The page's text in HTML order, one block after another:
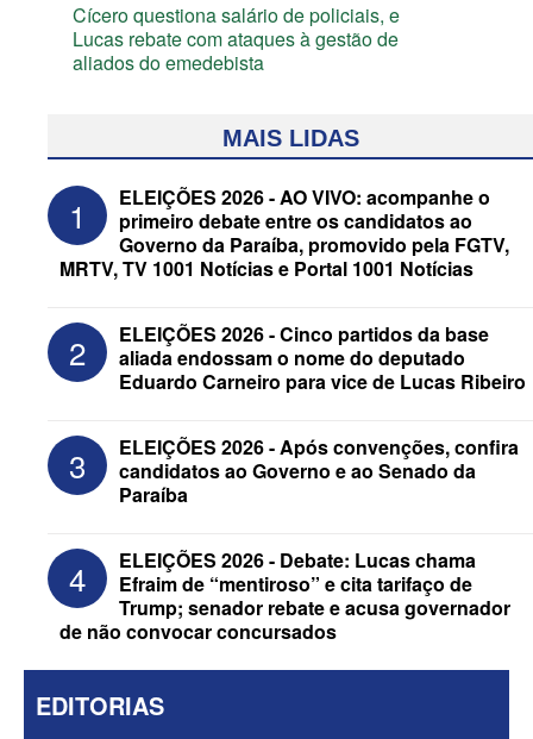
Cícero questiona salário de policiais, e
Lucas rebate com ataques à gestão de
aliados do emedebista
reeleição, Veneziano escolhe segundo
suplente para o Senado; saiba que é
MAIS LIDAS
1
ELEIÇÕES 2026 - AO VIVO: acompanhe o
primeiro debate entre os candidatos ao
Governo da Paraíba, promovido pela FGTV,
MRTV, TV 1001 Notícias e Portal 1001 Notícias
2
ELEIÇÕES 2026 - Cinco partidos da base
aliada endossam o nome do deputado
Eduardo Carneiro para vice de Lucas Ribeiro
3
ELEIÇÕES 2026 - Após convenções, confira
candidatos ao Governo e ao Senado da
Paraíba
4
ELEIÇÕES 2026 - Debate: Lucas chama
Efraim de “mentiroso” e cita tarifaço de
Trump; senador rebate e acusa governador
de não convocar concursados
EDITORIAS